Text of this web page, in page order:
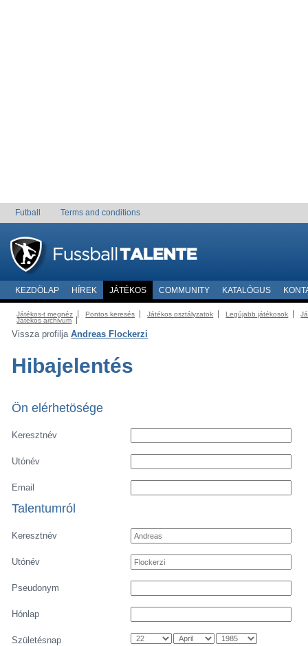
Futball Terms and conditions
KEZDÖLAP HÍREK JÁTÉKOS COMMUNITY KATALÓGUS
Játékos-t megnéz Pontos keresés Játékos osztályzatok Legújabb játékosok
Játékos archivum
Vissza profilja Andreas Flockerzi
Hibajelentés
Ön elérhetösége
Keresztnév
Utónév
Email
Talentumról
Keresztnév
Utónév
Pseudonym
Hónlap
Születésnap